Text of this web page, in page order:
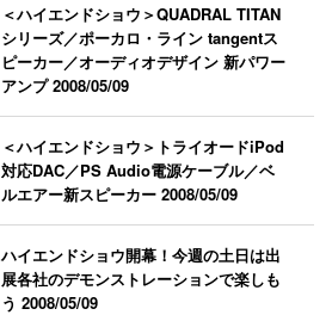
＜ハイエンドショウ＞QUADRAL TITAN
シリーズ／ポーカロ・ライン tangentス
ピーカー／オーディオデザイン 新パワー
アンプ2008/05/09
＜ハイエンドショウ＞トライオードiPod
対応DAC／PS Audio電源ケーブル／ベ
ルエアー新スピーカー2008/05/09
ハイエンドショウ開幕！今週の土日は出
展各社のデモンストレーションで楽しも
う2008/05/09